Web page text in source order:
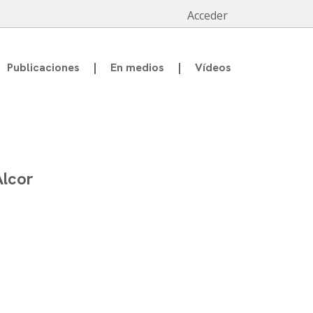
Acceder
Publicaciones En medios Vídeos